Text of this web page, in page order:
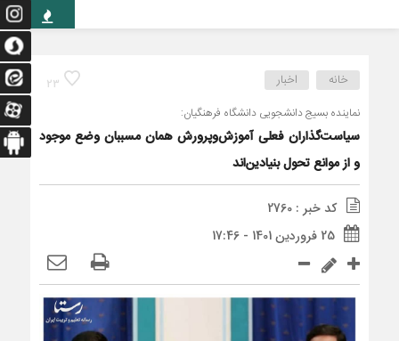
23 خانه اخبار
نماینده بسیج دانشجویی دانشگاه فرهنگیان:
سیاست‌گذاران فعلی آموزش‌وپرورش همان مسببان وضع موجود
و از موانع تحول بنیادین‌اند
کد خبر : 2760
25 فروردین 1401 - 17:46